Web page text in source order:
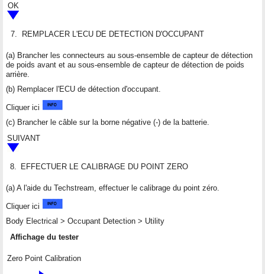
OK
7. REMPLACER L'ECU DE DETECTION D'OCCUPANT
(a) Brancher les connecteurs au sous-ensemble de capteur de détection
de poids avant et au sous-ensemble de capteur de détection de poids
arrière.
(b) Remplacer l'ECU de détection d'occupant.
Cliquer ici
(c) Brancher le câble sur la borne négative (-) de la batterie.
SUIVANT
8. EFFECTUER LE CALIBRAGE DU POINT ZERO
(a) A l'aide du Techstream, effectuer le calibrage du point zéro.
Cliquer ici
Body Electrical > Occupant Detection > Utility
Affichage du tester
Zero Point Calibration